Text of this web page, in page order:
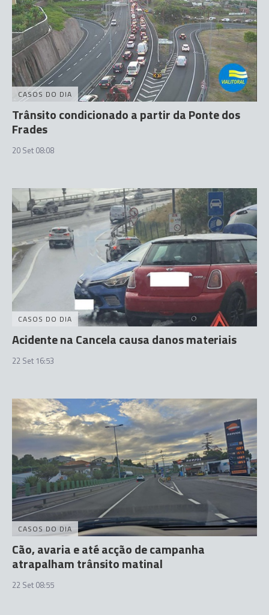
CASOS DO DIA
Trânsito condicionado a partir da Ponte dos
Frades
20 Set 08:08
CASOS DO DIA
Acidente na Cancela causa danos materiais
22 Set 16:53
CASOS DO DIA
Cão, avaria e até acção de campanha
atrapalham trânsito matinal
22 Set 08:55